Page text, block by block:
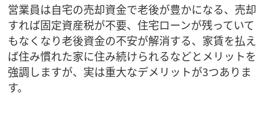
営業員は自宅の売却資金で老後が豊かになる、売却
すれば固定資産税が不要、住宅ローンが残っていて
もなくなり老後資金の不安が解消する、家賃を払え
ば住み慣れた家に住み続けられるなどとメリットを
強調しますが、実は重大なデメリットが3つありま
す。